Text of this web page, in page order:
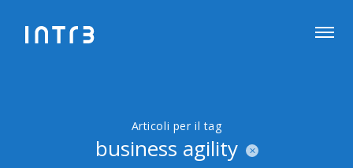
Articoli per il tag
business agility